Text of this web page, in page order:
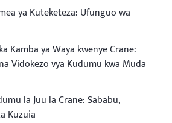
ya Kuteketeza: Ufunguo wa
Kamba ya Waya kwenye Crane:
Vidokezo vya Kudumu kwa Muda
la Juu la Crane: Sababu,
Kuzuia